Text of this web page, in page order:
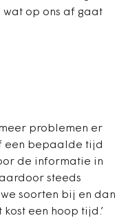
op ons af gaat
problemen er
een bepaalde tijd
de informatie in
steeds
soorten bij en dan
een hoop tijd.’